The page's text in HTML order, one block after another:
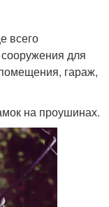
всего
для
гараж,
на проушинах.